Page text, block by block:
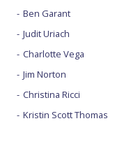
Ben Garant
Judit Uriach
Charlotte Vega
Jim Norton
Christina Ricci
Kristin Scott Thomas